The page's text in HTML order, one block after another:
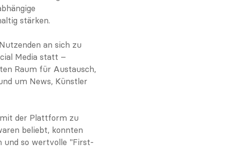
stärken.
an sich zu
Media statt –
Raum für Austausch,
um News, Künstler
mit der Plattform zu
beliebt, konnten
und so wertvolle "First-